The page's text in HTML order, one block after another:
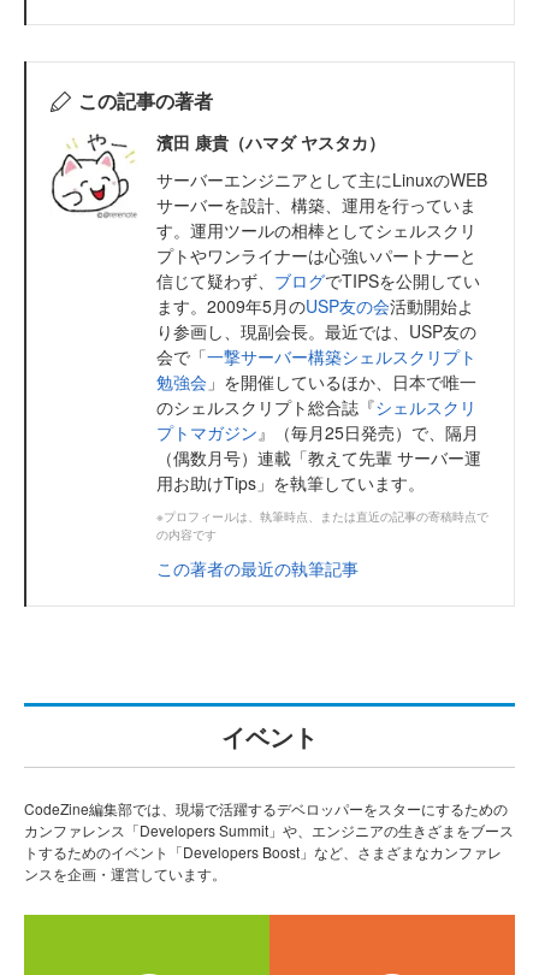
この記事の著者
濱田 康貴（ハマダ ヤスタカ）
サーバーエンジニアとして主にLinuxのWEB
サーバーを設計、構築、運用を行っていま
す。運用ツールの相棒としてシェルスクリ
プトやワンライナーは心強いパートナーと
信じて疑わず、 ブログでTIPSを公開してい
ます。2009年5月のUSP友の会活動開始よ
り参画し、現副会長。最近では、USP友の
会で「一撃サーバー構築シェルスクリプト
勉強会 」を開催しているほか、日本で唯一
のシェルスクリプト総合誌『シェルスクリ
プトマガジン』（毎月25日発売）で、隔月
（偶数月号）連載「教えて先輩 サーバー運
用お助けTips」を執筆しています。
※プロフィールは、執筆時点、または直近の記事の寄稿時点で
の内容です
この著者の最近の執筆記事
イベント
CodeZine編集部では、現場で活躍するデベロッパーをスターにするための
カンファレンス「Developers Summit」や、エンジニアの生きざまをブース
トするためのイベント「Developers Boost」など、さまざまなカンファレ
ンスを企画・運営しています。